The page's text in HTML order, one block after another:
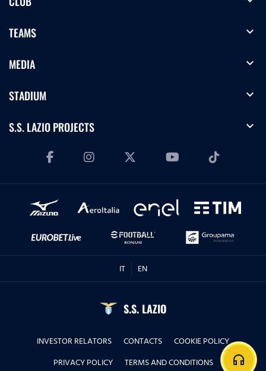
TEAMS expand_more
MEDIA expand_more
STADIUM expand_more
S.S. LAZIO PROJECTS expand_more
IT EN
S.S. LAZIO
INVESTOR RELATORS CONTACTS
COOKIE POLICY
PRIVACY POLICY
TERMS AND CONDITIONS headphones